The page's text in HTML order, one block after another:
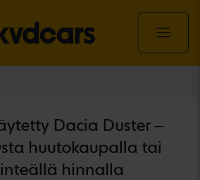
Dacia Duster –
huutokaupalla tai
hinnalla